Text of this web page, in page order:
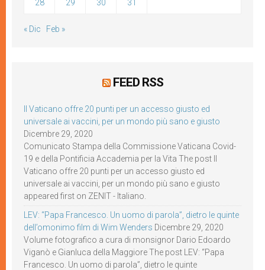
28 29 30 31
« Dic Feb »
FEED RSS
Il Vaticano offre 20 punti per un accesso giusto ed
universale ai vaccini, per un mondo più sano e giusto
Dicembre 29, 2020
Comunicato Stampa della Commissione Vaticana Covid-
19 e della Pontificia Accademia per la Vita The post Il
Vaticano offre 20 punti per un accesso giusto ed
universale ai vaccini, per un mondo più sano e giusto
appeared first on ZENIT - Italiano.
LEV: “Papa Francesco. Un uomo di parola”, dietro le quinte
dell’omonimo film di Wim Wenders Dicembre 29, 2020
Volume fotografico a cura di monsignor Dario Edoardo
Viganò e Gianluca della Maggiore The post LEV: “Papa
Francesco. Un uomo di parola”, dietro le quinte